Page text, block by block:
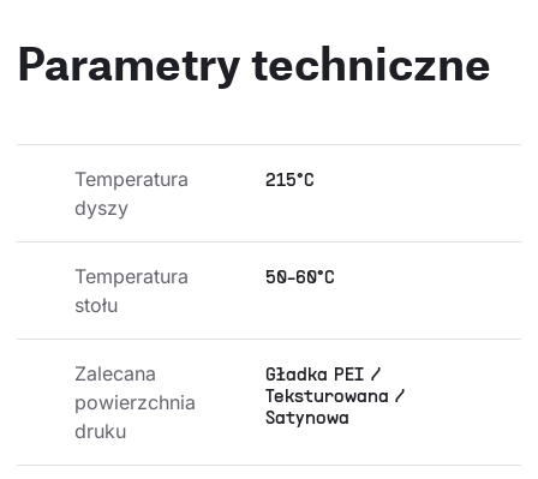
Parametry techniczne
Temperatura
dyszy
215°C
Temperatura
stołu
50-60°C
Zalecana
powierzchnia
druku
Gładka PEI /
Teksturowana /
Satynowa